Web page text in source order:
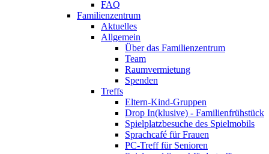
FAQ
Familienzentrum
Aktuelles
Allgemein
Über das Familienzentrum
Team
Raumvermietung
Spenden
Treffs
Eltern-Kind-Gruppen
Drop In(klusive) - Familienfrühstück
Spielplatzbesuche des Spielmobils
Sprachcafé für Frauen
PC-Treff für Senioren